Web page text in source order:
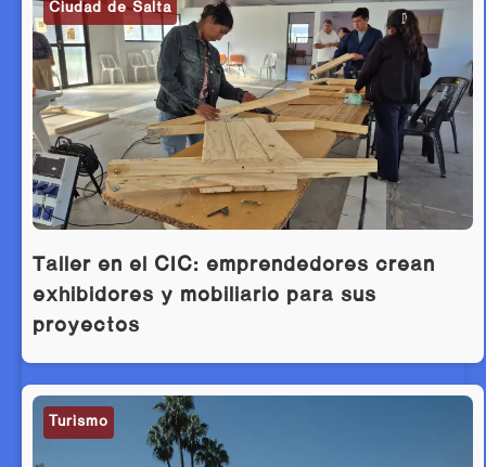
Ciudad de Salta
Taller en el CIC: emprendedores crean
exhibidores y mobiliario para sus
proyectos
Turismo